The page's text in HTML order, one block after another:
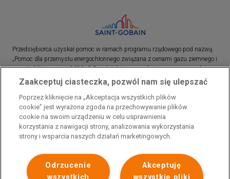
Przedsiębiorca uzyskał pomoc w ramach programu rządowego pod nazwą
„Pomoc dla przemysłu energochłonnego związana z cenami gazu ziemnego i
energii elektrycznej w 2023 r.”. Przedsiębiorca uzyskał pomoc w ramach
programu rządowego pod nazwą: „Pomoc dla sektorów energochłonnych
związana z nagłymi wzrostami cen gazu ziemnego i energii elektrycznej w
2022 r.”
Zaakceptuj ciasteczka, pozwól nam się ulepszać
Poprzez kliknięcie na „Akceptacja wszystkich plików
cookie” jest wyrażona zgoda na przechowywanie plików
cookie na swoim urządzeniu w celu usprawnienia
korzystania z nawigacji strony, analizowania wykorzystania
strony i wsparcia naszych działań marketingowych.
Akceptuję
wszystkie pliki
Odrzucenie
wszystkich